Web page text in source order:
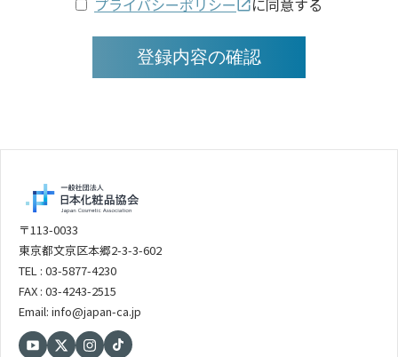
プライバシーポリシー に同意する
登録内容の確認
〒113-0033
東京都文京区本郷2-3-3-602
TEL : 03-5877-4230
FAX : 03-4243-2515
Email: info@japan-ca.jp